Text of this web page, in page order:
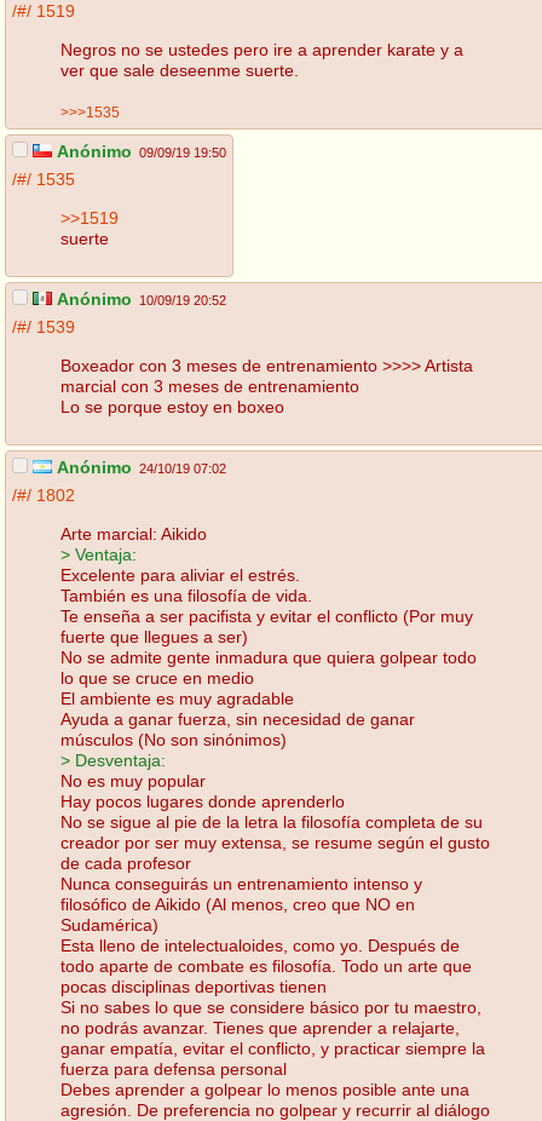
/#/ 1519
Negros no se ustedes pero ire a aprender karate y a
ver que sale deseenme suerte.
>>>1535
Anónimo 09/09/19 19:50
/#/ 1535
>>1519
suerte
Anónimo 10/09/19 20:52
/#/ 1539
Boxeador con 3 meses de entrenamiento >>>> Artista
marcial con 3 meses de entrenamiento
Lo se porque estoy en boxeo
Anónimo 24/10/19 07:02
/#/ 1802
Arte marcial: Aikido
> Ventaja:
Excelente para aliviar el estrés.
También es una filosofía de vida.
Te enseña a ser pacifista y evitar el conflicto (Por muy
fuerte que llegues a ser)
No se admite gente inmadura que quiera golpear todo
lo que se cruce en medio
El ambiente es muy agradable
Ayuda a ganar fuerza, sin necesidad de ganar
músculos (No son sinónimos)
> Desventaja:
No es muy popular
Hay pocos lugares donde aprenderlo
No se sigue al pie de la letra la filosofía completa de su
creador por ser muy extensa, se resume según el gusto
de cada profesor
Nunca conseguirás un entrenamiento intenso y
filosófico de Aikido (Al menos, creo que NO en
Sudamérica)
Esta lleno de intelectualoides, como yo. Después de
todo aparte de combate es filosofía. Todo un arte que
pocas disciplinas deportivas tienen
Si no sabes lo que se considere básico por tu maestro,
no podrás avanzar. Tienes que aprender a relajarte,
ganar empatía, evitar el conflicto, y practicar siempre la
fuerza para defensa personal
Debes aprender a golpear lo menos posible ante una
agresión. De preferencia no golpear y recurrir al diálogo